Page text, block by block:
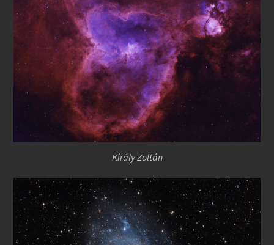
Király Zoltán